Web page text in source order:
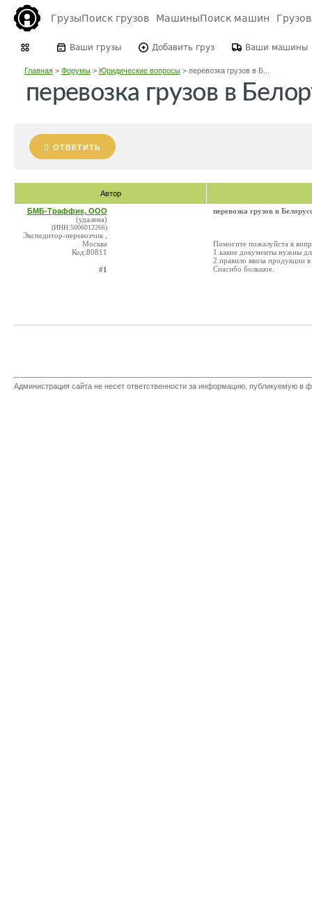
ГрузыПоиск грузов МашиныПоиск машин
Ваши грузы Добавить груз Ваши машины
Главная> Форумы> Юридические вопросы> перевозка грузов в Б...
перевозка грузов в
ОТВЕТИТЬ
Автор
БМБ-Траффик, ООО
(удалена)
(ИНН:5006012266)
Экспедитор-перевозчик ,
Москва
Код:80811
#1
перевозка грузов в
Помогите пожалуйста в
1.какие документы нужны
2.правило ввоза продукции
Спасибо большое.
Администрация сайта не несет ответственности за информацию, публикуемую